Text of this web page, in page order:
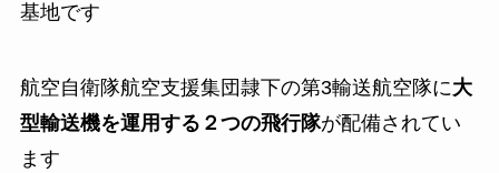
基地です
航空自衛隊航空支援集団隷下の第3輸送航空隊に大
型輸送機を運用する２つの飛行隊が配備されてい
ます